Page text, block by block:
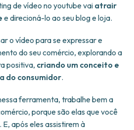
de vídeo no youtube vai atrair
e direcioná-lo ao seu blog e loja.
o vídeo para se expressar e
do seu comércio, explorando a
positiva, criando um conceito e
do consumidor.
ferramenta, trabalhe bem a
porque são elas que você
após eles assistirem à